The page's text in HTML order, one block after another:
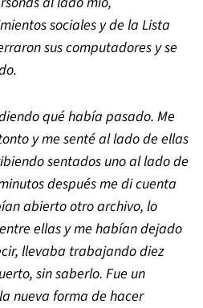
sociales y de la Lista
sus computadores y se
qué había pasado. Me
y me senté al lado de ellas
sentados uno al lado de
después me di cuenta
abierto otro archivo, lo
ellas y me habían dejado
llevaba trabajando diez
sin saberlo. Fue un
nueva forma de hacer